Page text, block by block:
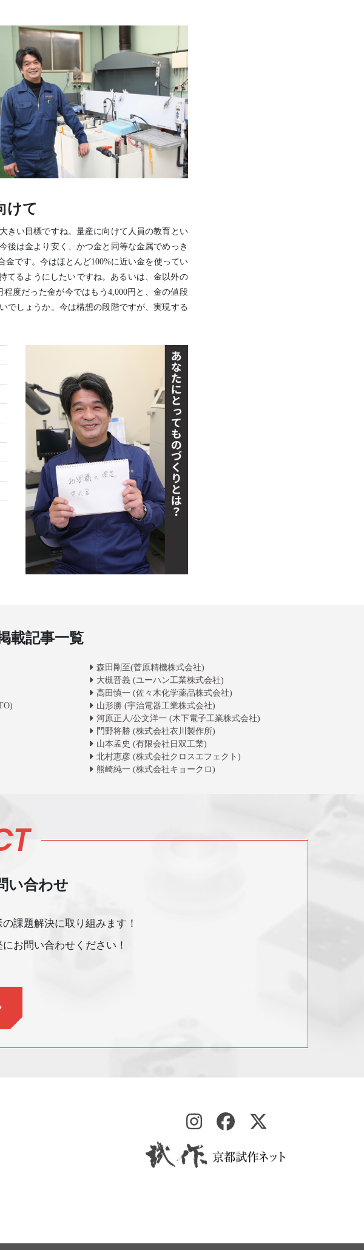
けて
きい目標ですね。量産に向けて人員の教育とい
後は金より安く、かつ金と同等な金属でめっき
です。今はほとんど100%に近い金を使ってい
てるようにしたいですね。あるいは、金以外の
度だった金が今ではもう4,000円と、金の値段
でしょうか。今は構想の段階ですが、実現する
載記事一覧
森田剛至(菅原精機株式会社)
大槻晋義 (ユーハン工業株式会社)
高田慎一 (佐々木化学薬品株式会社)
山形勝 (宇治電器工業株式会社)
河原正人/公文洋一 (木下電子工業株式会社)
門野将勝 (株式会社衣川製作所)
山本孟史 (有限会社日双工業)
北村恵彦 (株式会社クロスエフェクト)
熊崎純一 (株式会社キョークロ)
い合わせ
の課題解決に取り組みます！
お問い合わせください！